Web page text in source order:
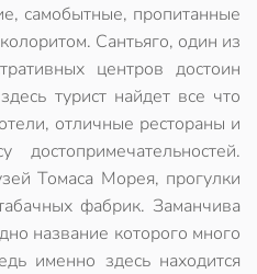
самобытные, пропитанные
Сантьяго, один из
центров достоин
турист найдет все что
отличные рестораны и
Томаса Морея, прогулки
фабрик. Заманчива
название которого много
именно здесь находится